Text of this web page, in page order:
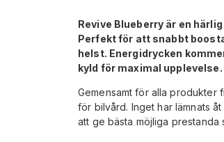
Revive Blueberry är en
Perfekt för att snabbt
helst. Energidrycken
kyld för maximal
Gemensamt för alla produkter
för bilvård. Inget har lämnats
att ge bästa möjliga prestanda